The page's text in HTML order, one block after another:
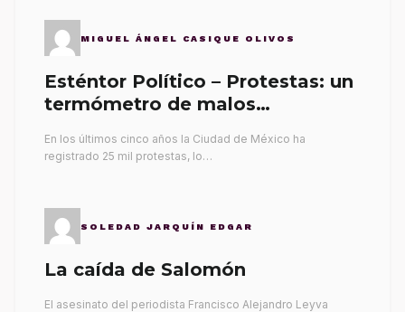
MIGUEL ÁNGEL CASIQUE OLIVOS
Esténtor Político – Protestas: un
termómetro de malos
En los últimos cinco años la Ciudad de México ha
registrado 25 mil protestas, lo…
SOLEDAD JARQUÍN EDGAR
La caída de Salomón
El asesinato del periodista Francisco Alejandro Leyva